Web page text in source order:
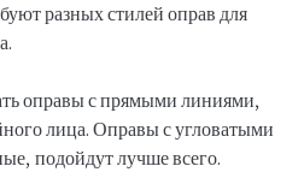
разных стилей оправ для
оправы с прямыми линиями,
лица. Оправы с угловатыми
подойдут лучше всего.